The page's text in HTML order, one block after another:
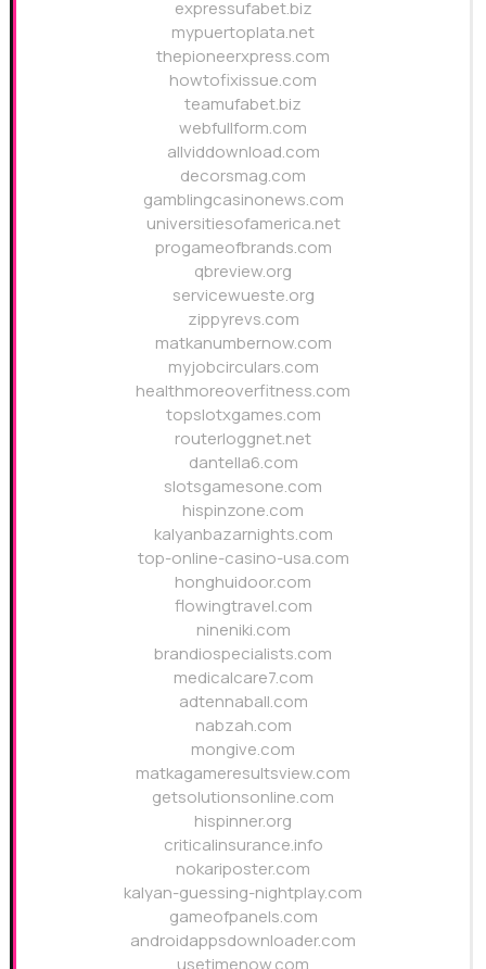
expressufabet.biz
mypuertoplata.net
thepioneerxpress.com
howtofixissue.com
teamufabet.biz
webfullform.com
allviddownload.com
decorsmag.com
gamblingcasinonews.com
universitiesofamerica.net
progameofbrands.com
qbreview.org
servicewueste.org
zippyrevs.com
matkanumbernow.com
myjobcirculars.com
healthmoreoverfitness.com
topslotxgames.com
routerloggnet.net
dantella6.com
slotsgamesone.com
hispinzone.com
kalyanbazarnights.com
top-online-casino-usa.com
honghuidoor.com
flowingtravel.com
nineniki.com
brandiospecialists.com
medicalcare7.com
adtennaball.com
nabzah.com
mongive.com
matkagameresultsview.com
getsolutionsonline.com
hispinner.org
criticalinsurance.info
nokariposter.com
kalyan-guessing-nightplay.com
gameofpanels.com
androidappsdownloader.com
usetimenow.com